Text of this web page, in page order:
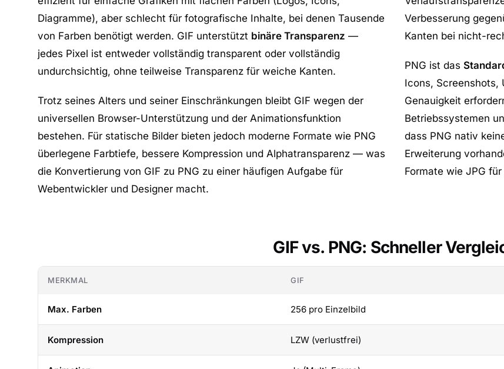
Diagramme), aber schlecht für fotografische Inhalte, bei denen Tausende
von Farben benötigt werden. GIF unterstützt binäre Transparenz —
jedes Pixel ist entweder vollständig transparent oder vollständig
undurchsichtig, ohne teilweise Transparenz für weiche Kanten.
Trotz seines Alters und seiner Einschränkungen bleibt GIF wegen der
universellen Browser-Unterstützung und der Animationsfunktion
bestehen. Für statische Bilder bieten jedoch moderne Formate wie PNG
überlegene Farbtiefe, bessere Kompression und Alphatransparenz — was
die Konvertierung von GIF zu PNG zu einer häufigen Aufgabe für
Webentwickler und Designer macht.
Verbesserung
Kanten bei nicht-
PNG ist das
Icons, Screenshots,
Genauigkeit
Betriebssystemen
dass PNG nativ
Erweiterung
Formate wie JPG
GIF vs. PNG: Schneller
MERKMAL GIF
Max. Farben 256 pro Einzelbild
Kompression LZW (verlustfrei)